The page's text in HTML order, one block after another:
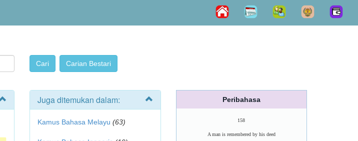
Juga ditemukan dalam:
Kamus Bahasa Melayu (63)
Peribahasa
158
A man is remembered by his deed